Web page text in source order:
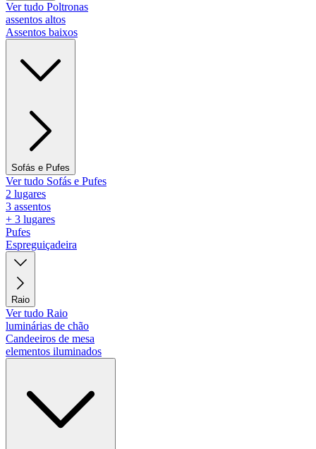
Ver tudo Poltronas
assentos altos
Assentos baixos
Sofás e Pufes
Ver tudo Sofás e Pufes
2 lugares
3 assentos
+ 3 lugares
Pufes
Espreguiçadeira
Raio
Ver tudo Raio
luminárias de chão
Candeeiros de mesa
elementos iluminados